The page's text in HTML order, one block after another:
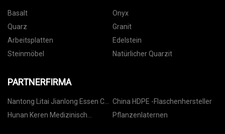
Basalt
Onyx
Quarz
Granit
Arbeitsplatten
Edelstein
Steinmöbel
Natürlicher Quarzit
PARTNERFIRMA
Nantong Litai Jianlong Essen Co.,
Ltd
China HDPE -Flaschenhersteller
Hunan Keren Medizinisch
Pflanzenlaternen